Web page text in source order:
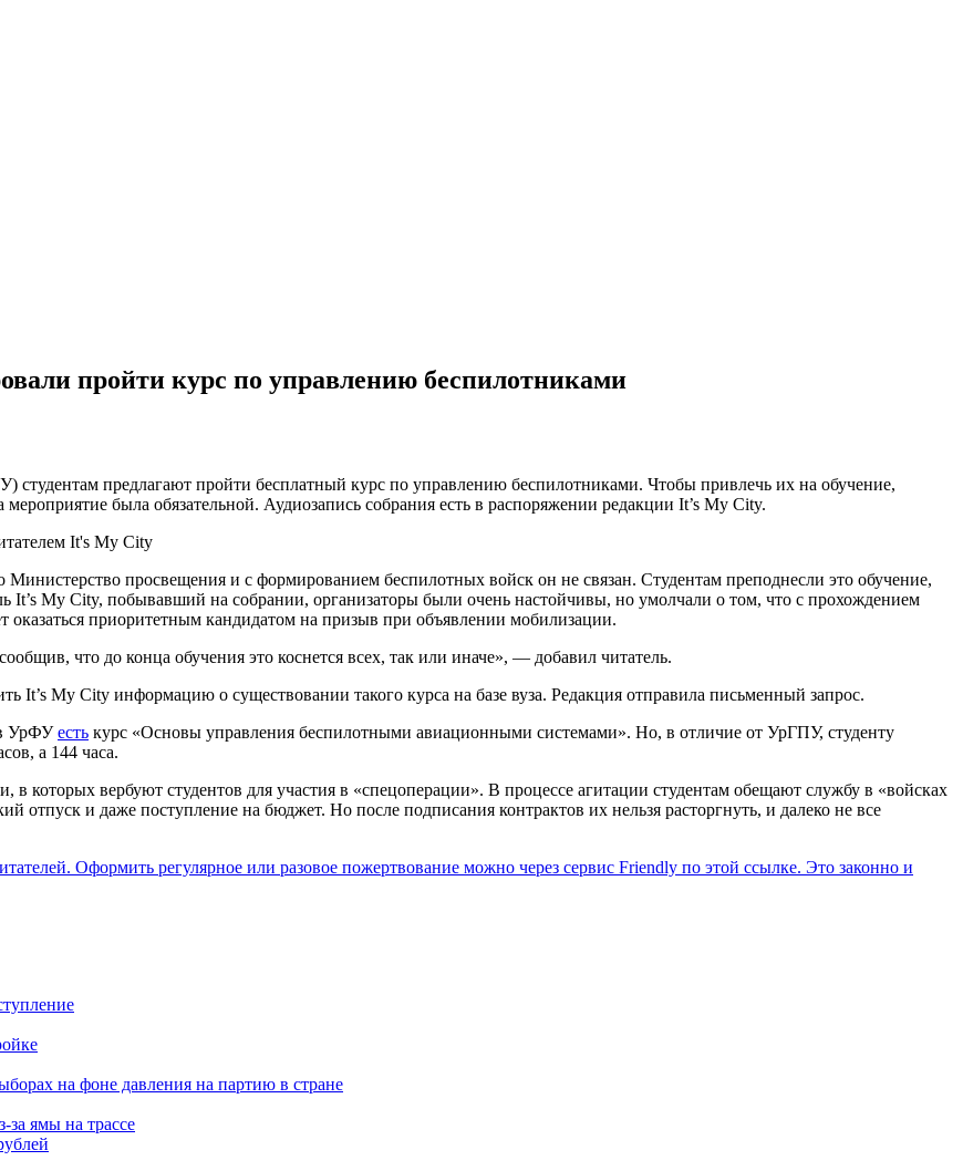
пройти курс по управлению беспилотниками
студентам предлагают пройти бесплатный курс по управлению беспилотниками. Чтобы привлечь их на обучение,
была обязательной. Аудиозапись собрания есть в распоряжении редакции It’s My City.
It's My City
Министерство просвещения и с формированием беспилотных войск он не связан. Студентам преподнесли это обучение,
It’s My City, побывавший на собрании, организаторы были очень настойчивы, но умолчали о том, что с прохождением
приоритетным кандидатом на призыв при объявлении мобилизации.
что до конца обучения это коснется всех, так или иначе», — добавил читатель.
It’s My City информацию о существовании такого курса на базе вуза. Редакция отправила письменный запрос.
в УрФУесть курс «Основы управления беспилотными авиационными системами». Но, в отличие от УрГПУ, студенту
а 144 часа.
в которых вербуют студентов для участия в «спецоперации». В процессе агитации студентам обещают службу в «войсках
отпуск и даже поступление на бюджет. Но после подписания контрактов их нельзя расторгнуть, и далеко не все
Оформить регулярное или разовое пожертвование можно через сервис Friendly по этой ссылке. Это законно и
на фоне давления на партию в стране
за ямы на трассе